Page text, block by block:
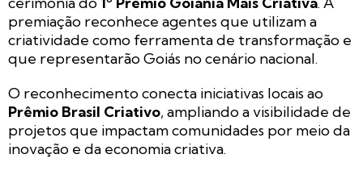
premiação reconhece agentes que utilizam a
criatividade como ferramenta de transformação e
que representarão Goiás no cenário nacional.
O reconhecimento conecta iniciativas locais ao
Prêmio Brasil Criativo, ampliando a visibilidade de
projetos que impactam comunidades por meio da
inovação e da economia criativa.